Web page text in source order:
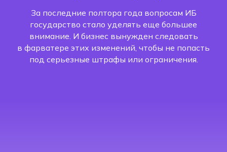
За последние полтора года вопросам ИБ
государство стало уделять еще большее
внимание. И бизнес вынужден следовать
в фарватере этих изменений, чтобы не попасть
под серьезные штрафы или ограничения.